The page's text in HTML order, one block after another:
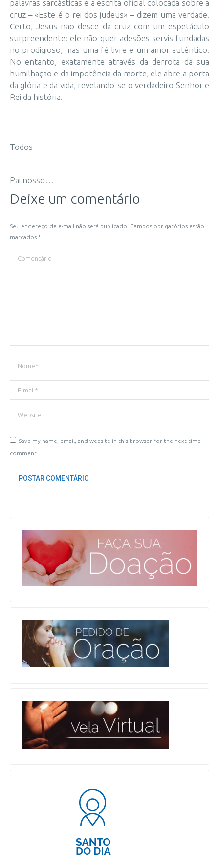
palavras sarcásticas e a escrita oficial colocada sobre a
cruz – «Este é o rei dos judeus» – dizem uma verdade.
Certo, Jesus não desce da cruz com um espetáculo
surpreendente: ele não quer adesões servis fundadas
no prodigioso, mas uma fé livre e um amor autêntico.
No entanto, exatamente através da derrota da sua
humilhação e da impotência da morte, ele abre a porta
da glória e da vida, revelando-se o verdadeiro Senhor e
Rei da história.
Todos
Pai nosso…
Deixe um comentário
Seu endereço de e-mail não será publicado. Campos obrigatórios estão
marcados *
Comentário
Nome *
E-mail *
Website
Save my name, email, and website in this browser for the next time I
comment.
POSTAR COMENTÁRIO